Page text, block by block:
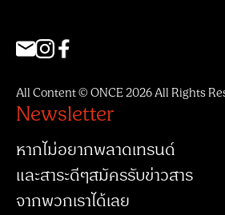
All Content © ONCE 2026 All Rights
Newsletter
หากไม่อยากพลาดเทรนด์
และสาระดีๆสมัครรับข่าวสาร
จากพวกเราได้เลย